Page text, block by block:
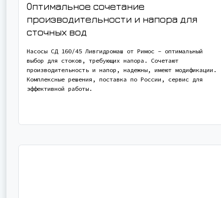
Оптимальное сочетание
производительности и напора для
сточных вод
Насосы СД 160/45 Ливгидромаш от Римос – оптимальный
выбор для стоков, требующих напора. Сочетают
производительность и напор, надежны, имеют модификации.
Комплексные решения, поставка по России, сервис для
эффективной работы.